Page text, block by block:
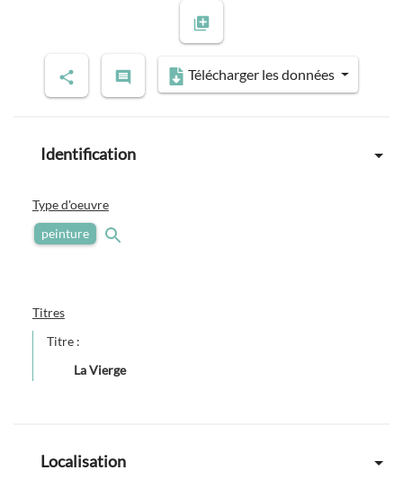
Télécharger les données
Identification
Type d'oeuvre
peinture
Titres
Titre :
La Vierge
Localisation